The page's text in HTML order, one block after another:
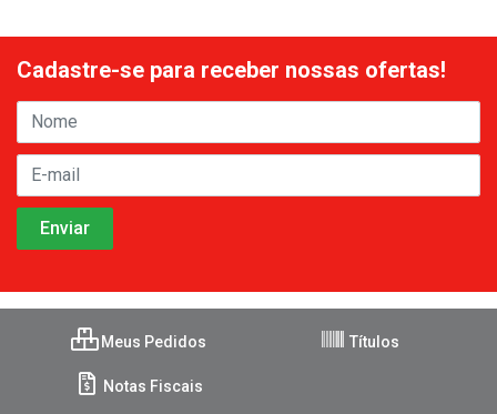
Cadastre-se para receber nossas ofertas!
Meus Pedidos Títulos
Notas Fiscais